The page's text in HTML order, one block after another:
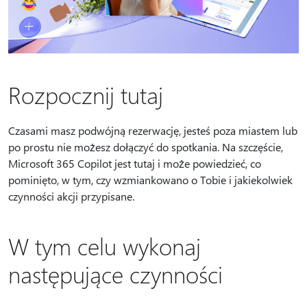
Rozpocznij tutaj
Czasami masz podwójną rezerwację, jesteś poza miastem lub
po prostu nie możesz dołączyć do spotkania. Na szczęście,
Microsoft 365 Copilot jest tutaj i może powiedzieć, co
pominięto, w tym, czy wzmiankowano o Tobie i jakiekolwiek
czynności akcji przypisane.
W tym celu wykonaj
następujące czynności